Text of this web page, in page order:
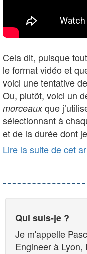
Cela dit, puisque
le format vidéo et
voici une tentative
Ou, plutôt, voici un
morceauxque
sélectionnant à
et de la durée dont
Lire la suite de cet
Qui suis-je ?
Je m'appelle
Engineerà Lyon,